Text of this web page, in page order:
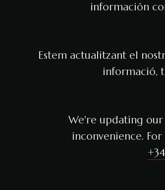
información
Estem actualitzant el
informació,
We're updating
inconvenience.